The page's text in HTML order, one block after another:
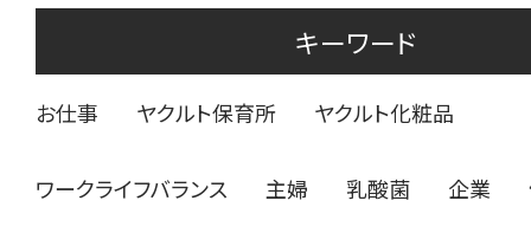
キーワード
お仕事 ヤクルト保育所 ヤクルト化粧品
ワークライフバランス 主婦 乳酸菌 企業